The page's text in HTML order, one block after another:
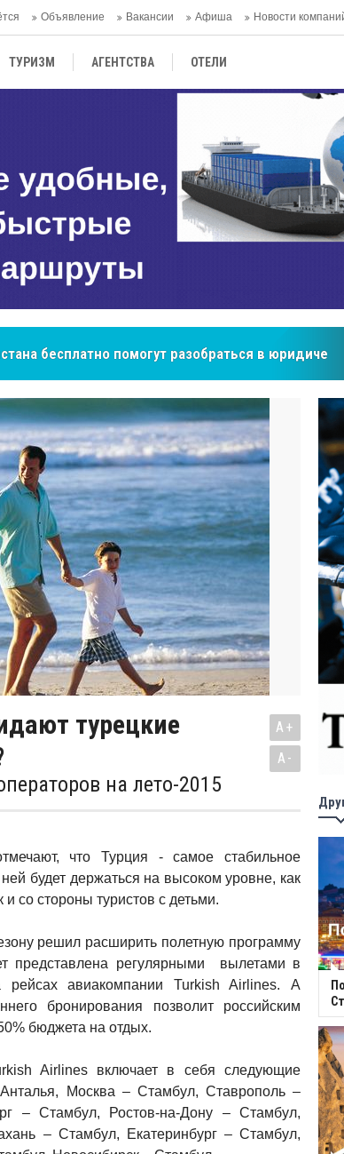
Объявление Вакансии Афиша Новости
ТУРИЗМ АГЕНTСТВА ОТЕЛИ
сердца покупателей Центральной Азии
турецкие
на лето-2015
A+
A-
что Турция - самое стабильное
будет держаться на высоком уровне, как
со стороны туристов с детьми.
решил расширить полетную программу
представлена регулярными вылетами в
авиакомпании Turkish Airlines. А
бронирования позволит российским
бюджета на отдых.
Airlines включает в себя следующие
Москва – Стамбул, Ставрополь –
– Стамбул, Ростов-на-Дону – Стамбул,
– Стамбул, Екатеринбург – Стамбул,